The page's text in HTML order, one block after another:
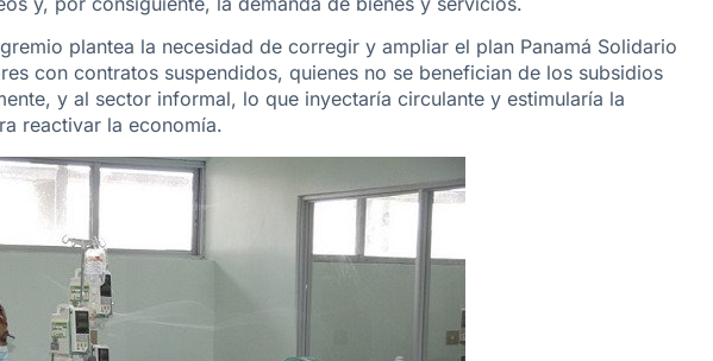
plantea la necesidad de corregir y ampliar el plan Panamá Solidario
con contratos suspendidos, quienes no se benefician de los subsidios
y al sector informal, lo que inyectaría circulante y estimularía la
reactivar la economía.